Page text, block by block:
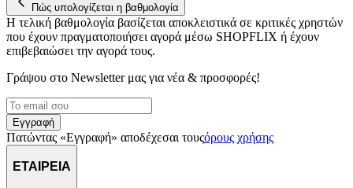
Πώς υπολογίζεται η βαθμολογία
Η τελική βαθμολογία βασίζεται αποκλειστικά σε κριτικές χρηστών
που έχουν πραγματοποιήσει αγορά μέσω SHOPFLIX ή έχουν
επιβεβαιώσει την αγορά τους.
Γράψου στο Νewsletter μας για νέα & προσφορές!
Εγγραφή
Πατώντας «Εγγραφή» αποδέχεσαι τουςόρους χρήσης
ΕΤΑΙΡΕΙΑ